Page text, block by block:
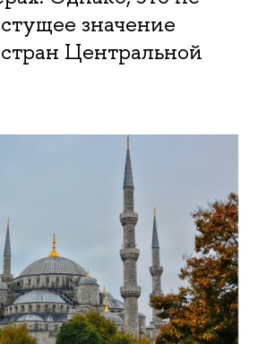
значение
Центральной